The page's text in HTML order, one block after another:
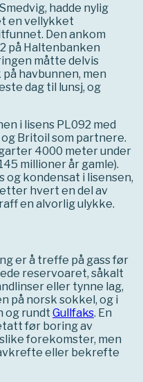
hadde nylig
en vellykket
Den ankom
på Haltenbanken
måtte delvis
havbunnen, men
dag til lunsj, og
i lisens PL092 med
Britoil som partnere.
4000 meter under
millioner år gamle).
kondensat i lisensen,
hvert en del av
en alvorlig ulykke.
er å treffe på gass før
reservoaret, såkalt
eller tynne lag,
på norsk sokkel, og i
og rundt Gullfaks. En
før boring av
forekomster, men
eller bekrefte